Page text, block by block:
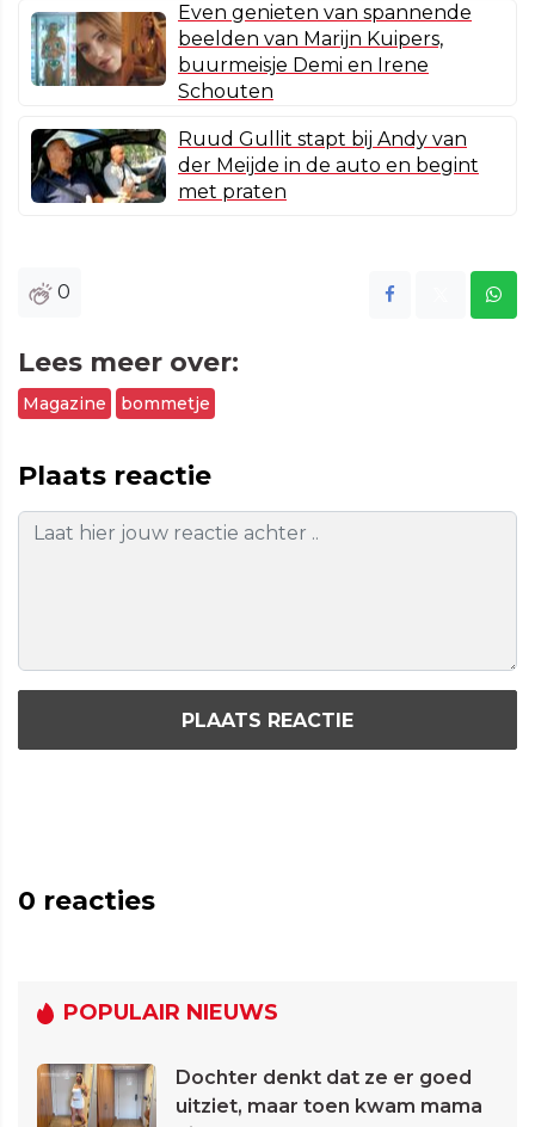
Even genieten van spannende
beelden van Marijn Kuipers,
buurmeisje Demi en Irene
Schouten
Ruud Gullit stapt bij Andy van
der Meijde in de auto en begint
met praten
0
Lees meer over:
Magazine bommetje
Plaats reactie
PLAATS REACTIE
0 reacties
POPULAIR NIEUWS
Dochter denkt dat ze er goed
uitziet, maar toen kwam mama